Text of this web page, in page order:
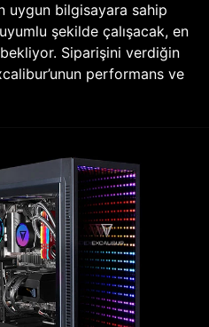
uygun bilgisayara sahip
şekilde çalışacak, en
Siparişini verdiğin
performans ve